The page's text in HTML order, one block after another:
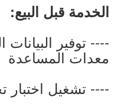
الخدمة قبل البيع:
---- توفير البيانات
معدات المساعدة
---- تشغيل اختبار